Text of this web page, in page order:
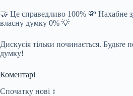
🤝 Це справедливо 100% 💸
власну думку 0% 💡
Дискусія тільки починається.
думку!
Коментарі
Спочатку нові ↕